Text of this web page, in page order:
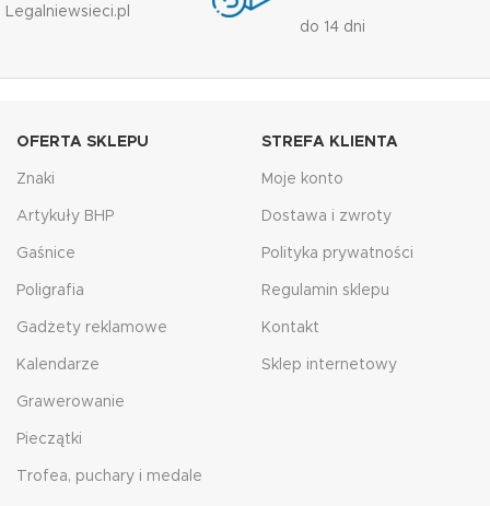
Legalniewsieci.pl
do 14 dni
OFERTA SKLEPU
Znaki
Artykuły BHP
Gaśnice
Poligrafia
Gadżety reklamowe
Kalendarze
Grawerowanie
Pieczątki
Trofea, puchary i medale
STREFA KLIENTA
Moje konto
Dostawa i zwroty
Polityka prywatności
Regulamin sklepu
Kontakt
Sklep internetowy